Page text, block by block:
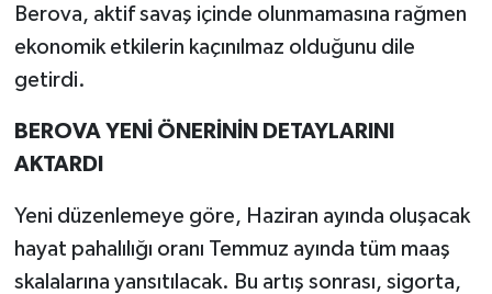
Berova, aktif savaş içinde olunmamasına rağmen
ekonomik etkilerin kaçınılmaz olduğunu dile
getirdi.
BEROVA YENİ ÖNERİNİN DETAYLARINI
AKTARDI
Yeni düzenlemeye göre, Haziran ayında oluşacak
hayat pahalılığı oranı Temmuz ayında tüm maaş
skalalarına yansıtılacak. Bu artış sonrası, sigorta,